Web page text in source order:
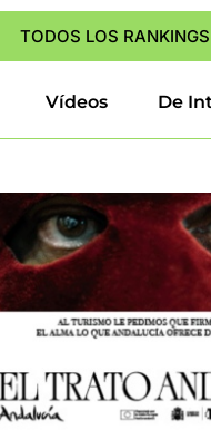
TODOS LOS RANKINGS
Vídeos De